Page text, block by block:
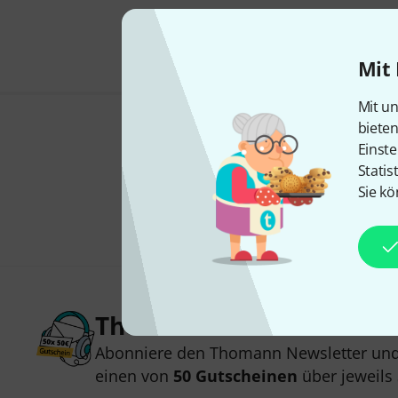
Mit
Mit
Sie
Thomann Newsletter
Abonniere den Thomann Newsletter
einen von 50 Gutscheinen über jeweils